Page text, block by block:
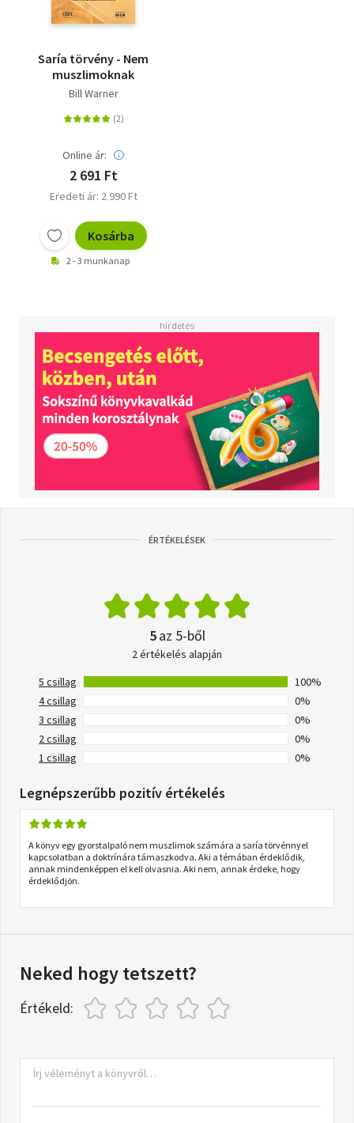
Saría törvény - Nem
muszlimoknak
Bill Warner
Online ár:
2 691 Ft
Eredeti ár: 2 990 Ft
Kosárba
2 - 3 munkanap
ÉRTÉKELÉSEK
5az 5-ből
2 értékelés alapján
5 csillag
100%
4 csillag
0%
3 csillag
0%
2 csillag
0%
1 csillag
0%
Legnépszerűbb pozitív értékelés
A könyv egy gyorstalpaló nem muszlimok számára a saría törvénnyel
kapcsolatban a doktrínára támaszkodva. Aki a témában érdeklődik,
annak mindenképpen el kell olvasnia. Aki nem, annak érdeke, hogy
érdeklődjön.
Neked hogy tetszett?
Értékeld: